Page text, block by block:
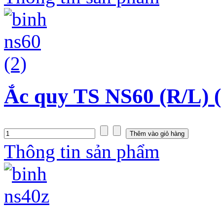
Ắc quy TS NS60 (R/L)
Thông tin sản phẩm